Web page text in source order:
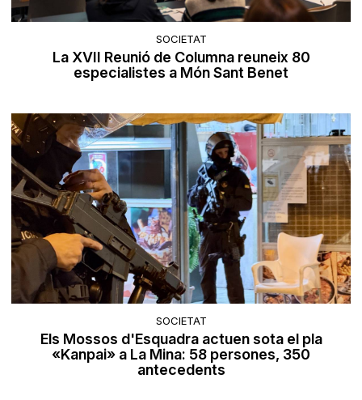
SOCIETAT
La XVII Reunió de Columna reuneix 80
especialistes a Món Sant Benet
SOCIETAT
Els Mossos d'Esquadra actuen sota el pla
«Kanpai» a La Mina: 58 persones, 350
antecedents